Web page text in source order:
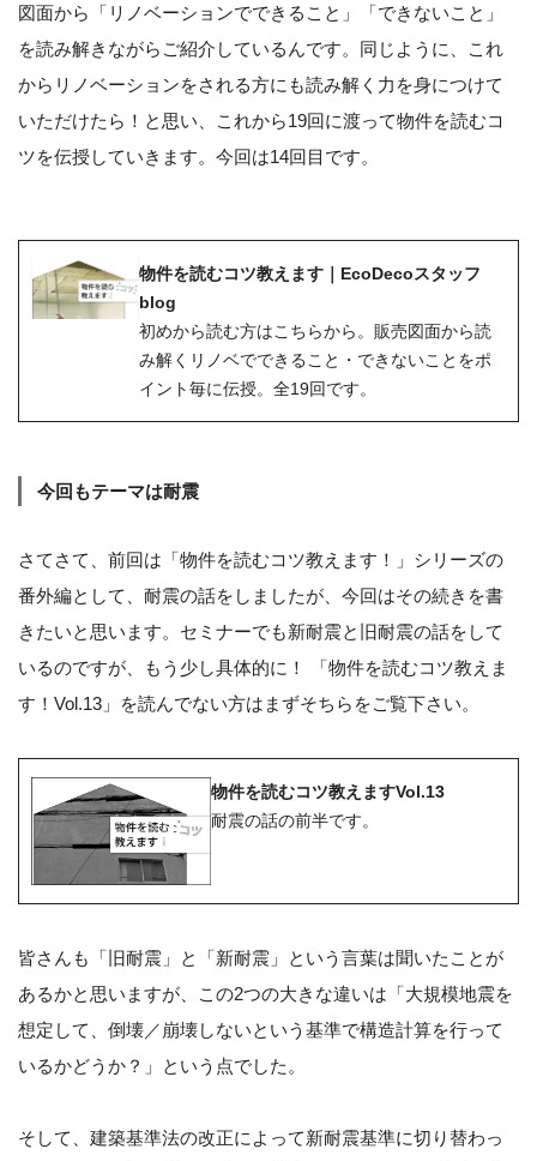
図面から「リノベーションでできること」「できないこと」
を読み解きながらご紹介しているんです。同じように、これ
からリノベーションをされる方にも読み解く力を身につけて
いただけたら！と思い、これから19回に渡って物件を読むコ
ツを伝授していきます。今回は14回目です。
物件を読むコツ教えます｜EcoDecoスタッフ
blog
初めから読む方はこちらから。販売図面から読
み解くリノベでできること・できないことをポ
イント毎に伝授。全19回です。
今回もテーマは耐震
さてさて、前回は「物件を読むコツ教えます！」シリーズの
番外編として、耐震の話をしましたが、今回はその続きを書
きたいと思います。セミナーでも新耐震と旧耐震の話をして
いるのですが、もう少し具体的に！ 「物件を読むコツ教えま
す！Vol.13」を読んでない方はまずそちらをご覧下さい。
物件を読むコツ教えますVol.13
耐震の話の前半です。
皆さんも「旧耐震」と「新耐震」という言葉は聞いたことが
あるかと思いますが、この2つの大きな違いは「大規模地震を
想定して、倒壊／崩壊しないという基準で構造計算を行って
いるかどうか？」という点でした。
そして、建築基準法の改正によって新耐震基準に切り替わっ